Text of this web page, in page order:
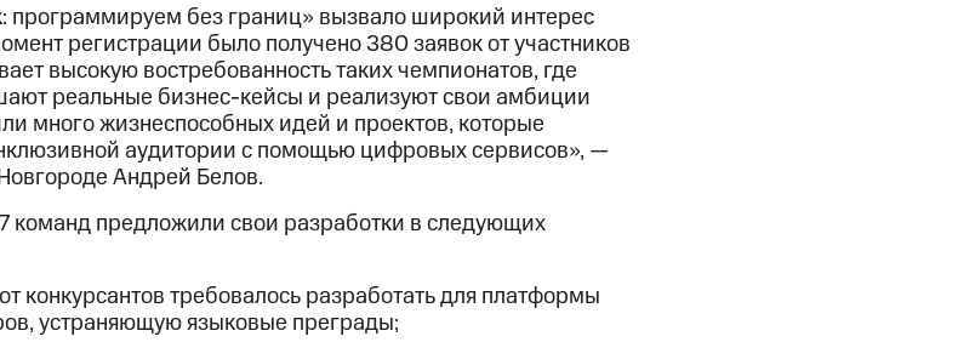
программируем без границ» вызвало широкий интерес
регистрации было получено 380 заявок от участников
высокую востребованность таких чемпионатов, где
реальные бизнес-кейсы и реализуют свои амбиции
много жизнеспособных идей и проектов, которые
аудитории с помощью цифровых сервисов», —
Андрей Белов.
команд предложили свои разработки в следующих
конкурсантов требовалось разработать для платформы
устраняющую языковые преграды;